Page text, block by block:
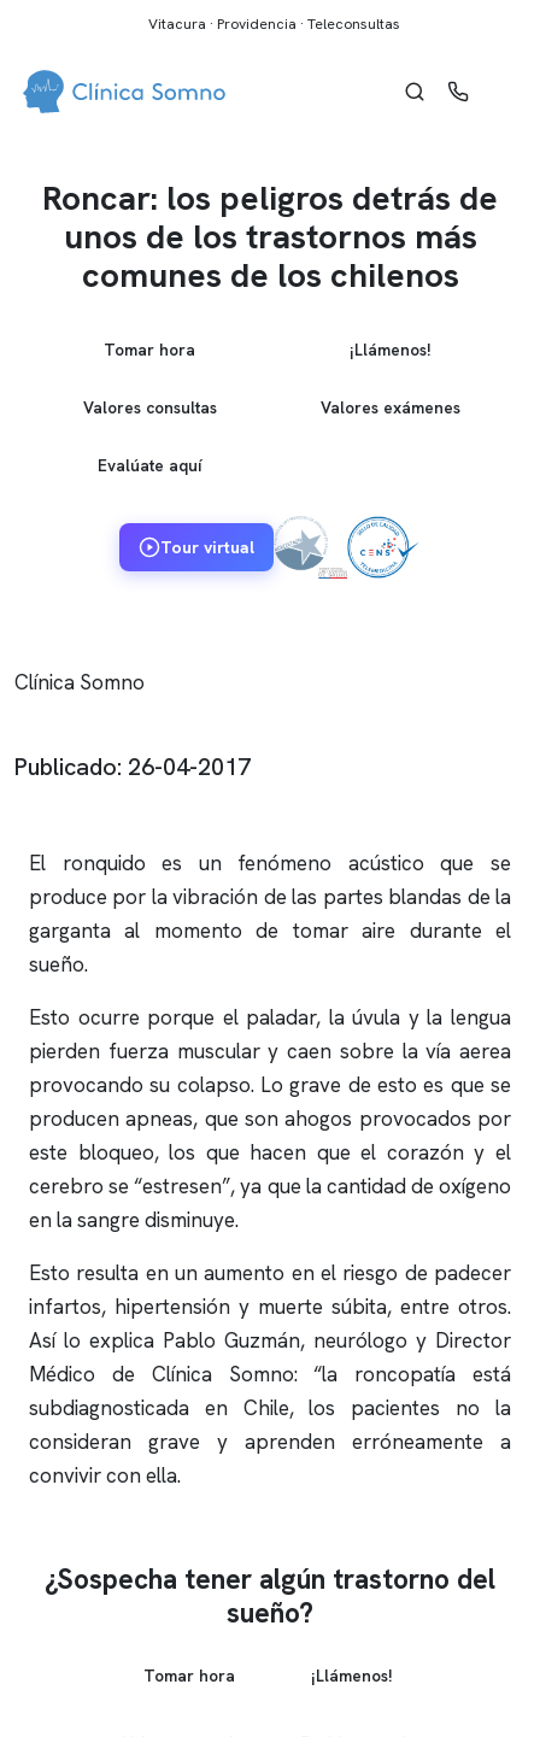
Vitacura · Providencia · Teleconsultas
Roncar: los peligros detrás de
unos de los trastornos más
comunes de los chilenos
Tomar hora ¡Llámenos!
Valores consultas Valores exámenes
Evalúate aquí
Tour virtual
Clínica Somno
Publicado: 26-04-2017
El ronquido es un fenómeno acústico que se
produce por la vibración de las partes blandas de la
garganta al momento de tomar aire durante el
sueño.
Esto ocurre porque el paladar, la úvula y la lengua
pierden fuerza muscular y caen sobre la vía aerea
provocando su colapso. Lo grave de esto es que se
producenapneas, que son ahogos provocados por
este bloqueo, los que hacen que el corazón y el
cerebro se “estresen”, ya que la cantidad de oxígeno
en la sangre disminuye.
Esto resulta en un aumento en el riesgo de padecer
infartos, hipertensión y muerte súbita, entre otros.
Así lo explica Pablo Guzmán, neurólogo y Director
Médico de Clínica Somno: “la roncopatía está
subdiagnosticada en Chile, los pacientes no la
consideran grave y aprenden erróneamente a
convivir con ella.
¿Sospecha tener algún trastorno del
sueño?
Tomar hora ¡Llámenos!